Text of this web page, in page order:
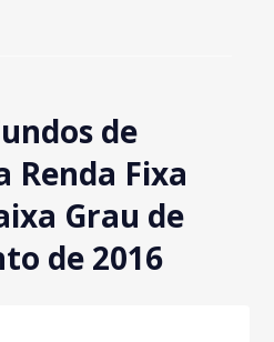
de
Renda Fixa
Grau de
de 2016